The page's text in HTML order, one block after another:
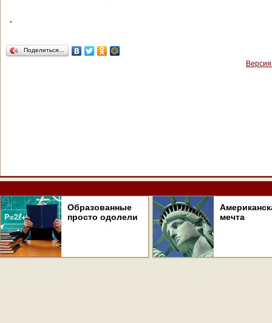
.
Поделиться…
Образованные
просто одолели
мечта